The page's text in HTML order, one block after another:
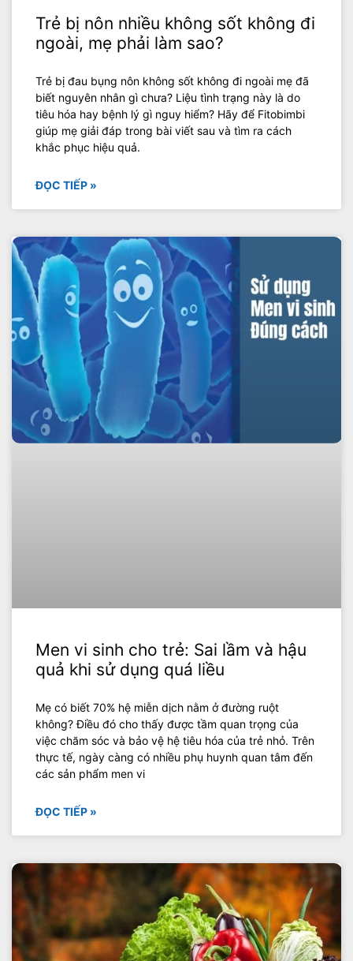
Trẻ bị nôn nhiều không sốt không đi
ngoài, mẹ phải làm sao?
Trẻ bị đau bụng nôn không sốt không đi ngoài mẹ đã
biết nguyên nhân gì chưa? Liệu tình trạng này là do
tiêu hóa hay bệnh lý gì nguy hiểm? Hãy để Fitobimbi
giúp mẹ giải đáp trong bài viết sau và tìm ra cách
khắc phục hiệu quả.
ĐỌC TIẾP »
Men vi sinh cho trẻ: Sai lầm và hậu
quả khi sử dụng quá liều
Mẹ có biết 70% hệ miễn dịch nằm ở đường ruột
không? Điều đó cho thấy được tầm quan trọng của
việc chăm sóc và bảo vệ hệ tiêu hóa của trẻ nhỏ. Trên
thực tế, ngày càng có nhiều phụ huynh quan tâm đến
các sản phẩm men vi
ĐỌC TIẾP »